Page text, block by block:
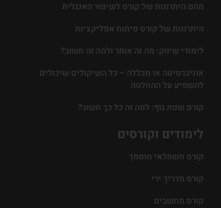
לימודים וקורסים
קורס חשמלאי מוסמך
קורס מדריך ירי
קורס מחשבים
מהם היתרונות של קורס לשיפור האנגלית
היתרונות של קורס פיתוח אפליקציות
לימודי שיווק: מה זה אומר ולמה זה חשוב?
אוניברסיטה או מכללה – כל השיקולים שיכולים
להשפיע על ההחלטה
קורס שפת גוף: למה זה כל כך חשוב?